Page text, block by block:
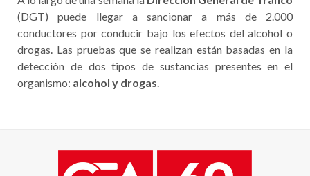
(DGT) puede llegar a sancionar a más de 2.000
conductores por conducir bajo los efectos del alcohol o
drogas. Las pruebas que se realizan están basadas en la
detección de dos tipos de sustancias presentes en el
organismo: alcohol y drogas.